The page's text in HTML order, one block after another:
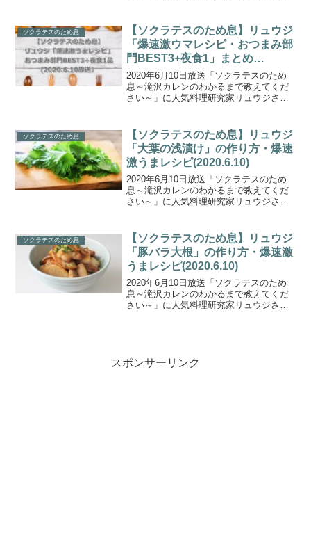
さんが考案した爆速激ウマレシピをエハ
ラマサヒロさん一家...
ソクラテスのため息
【ソクラテスのため息】リュウジ
「爆速激ウマレシピ・おつまみ部
門BEST3+夜食1」まとめ
(2020.6.10)
2020年6月10日放送「ソクラテスのため
息～滝沢カレンのわかるまで教えてくだ
さい～」に人気料理研究家リュウジさん
さんが、爆速激ウマレシピを連発！こち
らでは、エハラさん...
ソクラテスのため息
【ソクラテスのため息】リュウジ
「大葉の浅漬け」の作り方・爆速
激うまレシピ(2020.6.10)
2020年6月10日放送「ソクラテスのため
息～滝沢カレンのわかるまで教えてくだ
さい～」に人気料理研究家リュウジさん
さんが考案した爆速激ウマレシピをエハ
ラマサヒロさん一家...
ソクラテスのため息
【ソクラテスのため息】リュウジ
「豚バラ大根」の作り方・爆速激
うまレシピ(2020.6.10)
2020年6月10日放送「ソクラテスのため
息～滝沢カレンのわかるまで教えてくだ
さい～」に人気料理研究家リュウジさん
スポンサーリンク